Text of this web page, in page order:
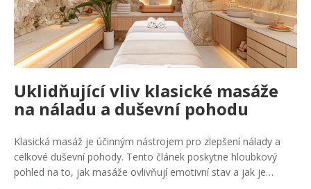
Uklidňující vliv klasické masáže
na náladu a duševní pohodu
Klasická masáž je účinným nástrojem pro zlepšení nálady a
celkové duševní pohody. Tento článek poskytne hloubkový
pohled na to, jak masáže ovlivňují emotivní stav a jak je